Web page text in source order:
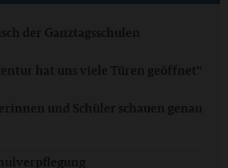
der Ganztagsschulen
hat uns viele Türen geöffnet“
und Schüler schauen genau